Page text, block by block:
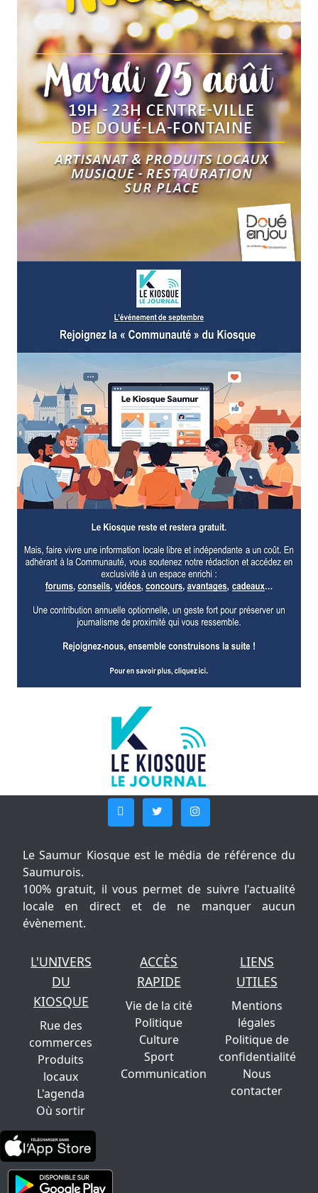
Le Saumur Kiosque est le média de référence du
Saumurois.
100% gratuit, il vous permet de suivre l'actualité
locale en direct et de ne manquer aucun
évènement.
L'UNIVERS
DU
KIOSQUE
Rue des
commerces
Produits
locaux
L'agenda
Où sortir
ACCÈS
RAPIDE
Vie de la cité
Politique
Culture
Sport
Communication
LIENS
UTILES
Mentions
légales
Politique de
confidentialité
Nous
contacter